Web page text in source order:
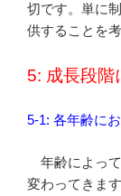
切です。単に
供することを
5: 成長段階
5-1: 各年齢に
年齢によっ
変わってきます